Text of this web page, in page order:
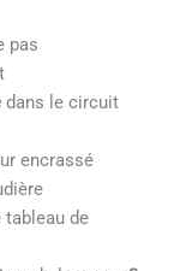
pas
dans le circuit
encrassé
tableau de